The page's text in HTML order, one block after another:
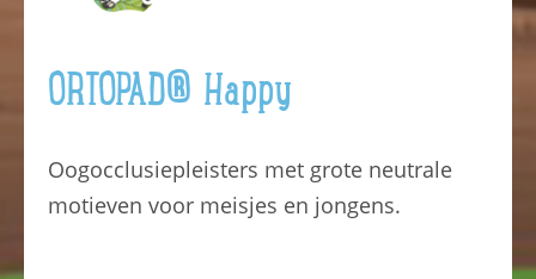
ORTOPAD® Happy
Oogocclusiepleisters met grote neutrale
motieven voor meisjes en jongens.